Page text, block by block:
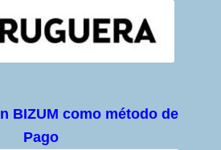
BIZUM como método de
Pago